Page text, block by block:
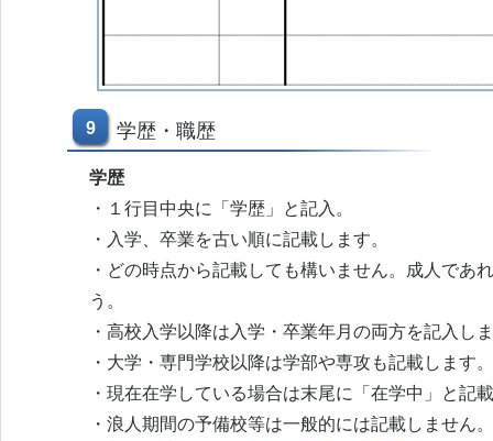
9 学歴・職歴
学歴
・１行目中央に「学歴」と記入。
・入学、卒業を古い順に記載します。
・どの時点から記載しても構いません。成人であ
う。
・高校入学以降は入学・卒業年月の両方を記入し
・大学・専門学校以降は学部や専攻も記載します。
・現在在学している場合は末尾に「在学中」と記
・浪人期間の予備校等は一般的には記載しません。